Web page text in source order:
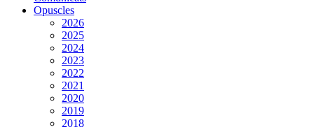
Opuscles
2026
2025
2024
2023
2022
2021
2020
2019
2018